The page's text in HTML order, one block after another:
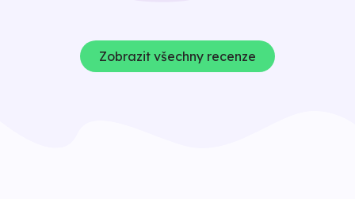
Zobrazit všechny recenze